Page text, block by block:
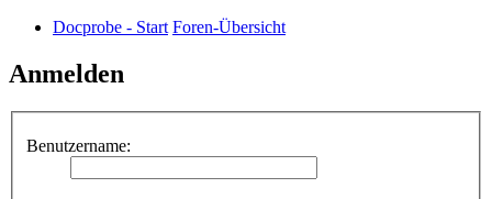
Docprobe - Start Foren-Übersicht
Anmelden
Benutzername: